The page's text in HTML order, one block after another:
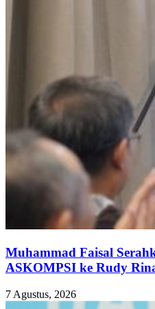
Muhammad Faisal
ASKOMPSI ke Rudy
7 Agustus, 2026